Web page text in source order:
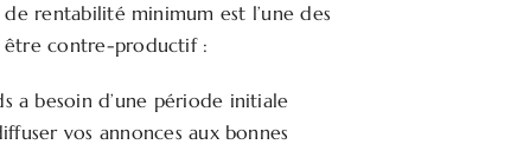
rentabilité minimum est l’une des
être contre-productif :
a besoin d’une période initiale
vos annonces aux bonnes